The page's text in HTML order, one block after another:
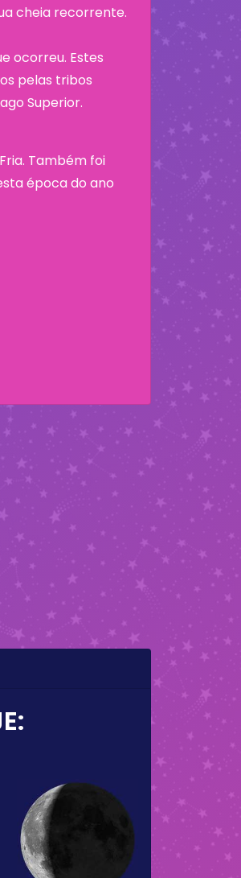
cheia recorrente.
ocorreu. Estes
pelas tribos
Superior.
Também foi
época do ano